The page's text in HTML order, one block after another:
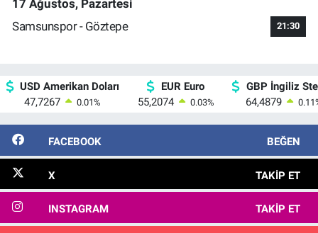
17 Ağustos, Pazartesi
Samsunspor - Göztepe
21:30
USD Amerikan Doları
47,7267
0.01%
EUR Euro
55,2074
0.03%
GBP İngiliz
64,4879
0.11
FACEBOOK BEĞEN
X TAKIP ET
INSTAGRAM TAKIP ET